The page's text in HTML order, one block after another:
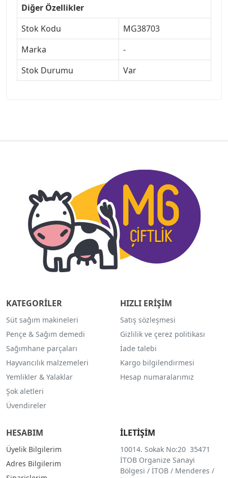
Diğer Özellikler
Stok Kodu
MG38703
Marka
-
Stok Durumu
Var
KATEGORİLER
Süt sağım makineleri
Pençe & Sağım demedi
Sağımhane parçaları
Hayvancılık malzemeleri
Yemlikler & Yalaklar
Şok aletleri
Üvendireler
HIZLI ERİŞİM
Satış sözleşmesi
Gizlilik ve çerez politikası
İade talebi
Kargo bilgilendirmesi
Hesap numaralarımız
HESABIM
Üyelik Bilgilerim
Adres Bilgilerim
İLETİŞİM
10014. Sokak No:20 35471
İTOB Organize Sanayi
Bölgesi / İTOB / Menderes /